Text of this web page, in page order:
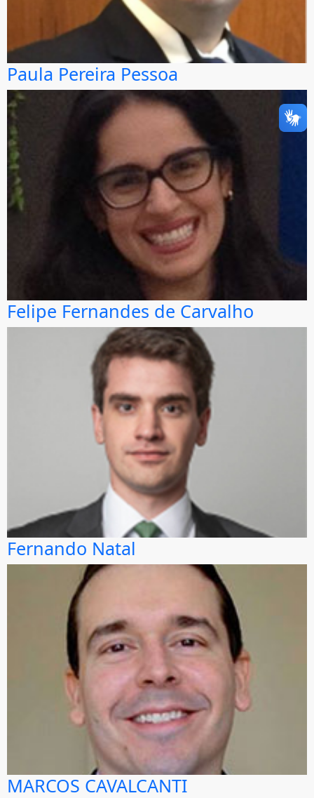
Paula Pereira Pessoa
Felipe Fernandes de Carvalho
Fernando Natal
MARCOS CAVALCANTI